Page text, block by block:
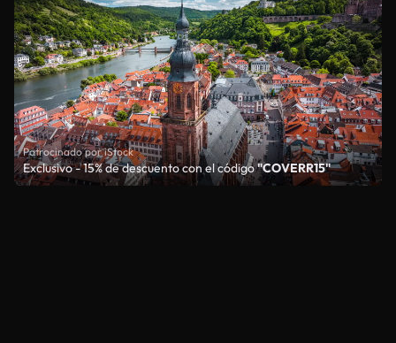
Patrocinado por iStock
Exclusivo - 15% de descuento con el código"COVERR15"